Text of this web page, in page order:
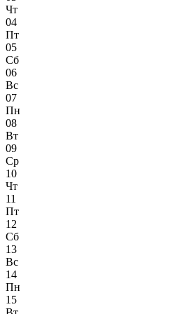
Чт
04
Пт
05
Сб
06
Вс
07
Пн
08
Вт
09
Ср
10
Чт
11
Пт
12
Сб
13
Вс
14
Пн
15